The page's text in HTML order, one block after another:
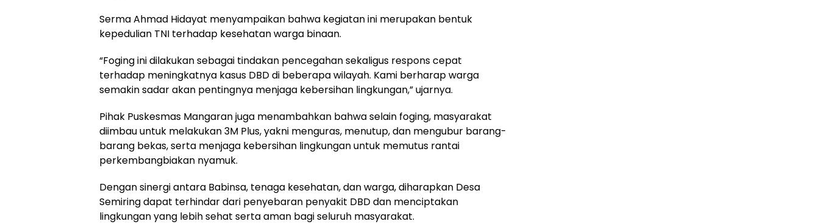
Serma Ahmad Hidayat menyampaikan bahwa kegiatan ini merupakan bentuk
kepedulian TNI terhadap kesehatan warga binaan.
“Foging ini dilakukan sebagai tindakan pencegahan sekaligus respons cepat
terhadap meningkatnya kasus DBD di beberapa wilayah. Kami berharap warga
semakin sadar akan pentingnya menjaga kebersihan lingkungan,” ujarnya.
Pihak Puskesmas Mangaran juga menambahkan bahwa selain foging, masyarakat
diimbau untuk melakukan 3M Plus, yakni menguras, menutup, dan mengubur barang-
barang bekas, serta menjaga kebersihan lingkungan untuk memutus rantai
perkembangbiakan nyamuk.
Dengan sinergi antara Babinsa, tenaga kesehatan, dan warga, diharapkan Desa
Semiring dapat terhindar dari penyebaran penyakit DBD dan menciptakan
lingkungan yang lebih sehat serta aman bagi seluruh masyarakat.